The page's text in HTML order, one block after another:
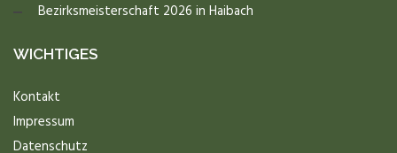
Bezirksmeisterschaft 2026 in Haibach
WICHTIGES
Kontakt
Impressum
Datenschutz